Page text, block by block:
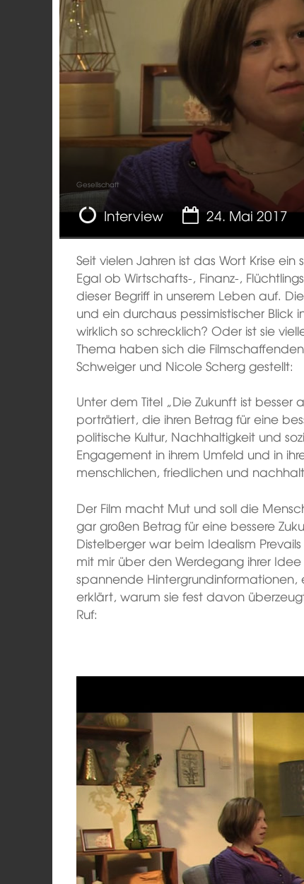
Gesellschaft
Interview 24. Mai 2017
Seit vielen Jahren ist das Wort Krise
Egal ob Wirtschafts-, Finanz-,
dieser Begriff in unserem Leben auf.
und ein durchaus pessimistischer
wirklich so schrecklich? Oder ist sie
Thema haben sich die
Schweiger und Nicole Scherg gestellt:
Unter dem Titel „Die Zukunft ist besser
porträtiert, die ihren Betrag für eine
politische Kultur, Nachhaltigkeit und
Engagement in ihrem Umfeld und in
menschlichen, friedlichen und
Der Film macht Mut und soll die
gar großen Betrag für eine bessere
Distelberger war beim Idealism
mit mir über den Werdegang ihrer
spannende
erklärt, warum sie fest davon
Ruf: